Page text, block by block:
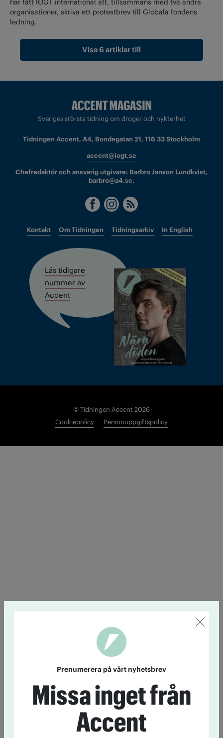
har fått IOGT international att, tillsammans med två andra
organisationer, skriva ett protestbrev till Globala fondens
ledning.
Visa 6 artiklar till
Sveriges största tidning om droger och nykterhet
Tidningen Accent, A4, Bondegatan 21, 116 33 Stockholm
accent@iogt.se
Chefredaktör och ansvarig utgivare: Barbro Janson Lundkvist,
barbro@a4.se.
Kontakt Om Tidningen Tidningsarkiv In English
Läs tidigare
nummer av
Accent
© Tidningen Accent 2026
Cookiepolicy
Personuppgiftspolicy
Prenumerera på vårt nyhetsbrev
Missa inget från
Accent